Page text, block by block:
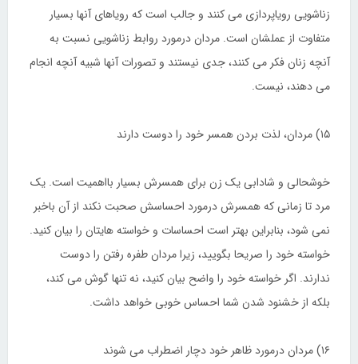
زناشویی رویاپردازی می کنند و جالب است که رویاهای آنها بسیار
متفاوت از عملشان است. مردان درمورد روابط زناشویی نسبت به
آنچه زنان فکر می کنند، جدی نیستند و تصورات آنها شبیه آنچه انجام
می دهند، نیست.
۱۵) مردان، لذت بردن همسر خود را دوست دارند
خوشحالی و شادابی یک زن برای همسرش بسیار بااهمیت است. یک
مرد تا زمانی که همسرش درمورد احساسش صحبت نکند از آن باخبر
نمی شود، بنابراین بهتر است احساسات و خواسته هایتان را بیان کنید.
خواسته خود را صریحا بگویید، زیرا مردان طفره رفتن را دوست
ندارند. اگر خواسته خود را واضح بیان کنید، نه تنها گوش می کند،
بلکه از خشنود شدن شما احساس خوبی خواهد داشت.
۱۶) مردان درمورد ظاهر خود دچار اضطراب می شوند